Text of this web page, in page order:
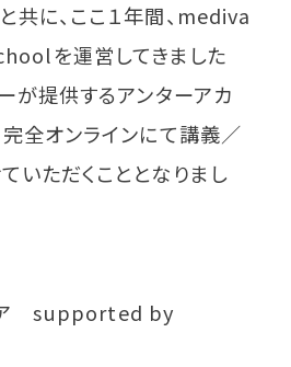
共に、ここ１年間、mediva
を運営してきました
が提供するアンターアカ
完全オンラインにて講義／
いただくこととなりまし
ア supported by